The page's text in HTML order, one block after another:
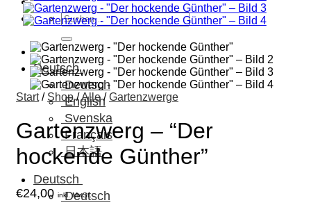
Suchen
nach:
Deutsch
Deutsch
English
Svenska
Français
日本語
Deutsch
Deutsch
Start / Shop /Alle / Gartenzwerge
Gartenzwerg – “Der
hockende Günther”
€24,00 inkl. MwSt.